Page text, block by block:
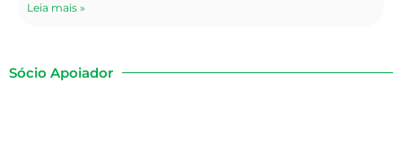
Leia mais »
Sócio Apoiador